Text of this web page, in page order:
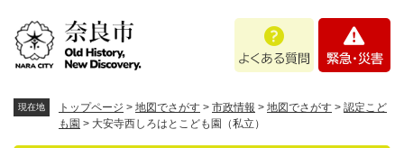
あ
問
・
現在地 トップページ > 地図でさがす > 市政情報 > 地図でさがす > 認定こど
も園 > 大安寺西しろはとこども園（私立）